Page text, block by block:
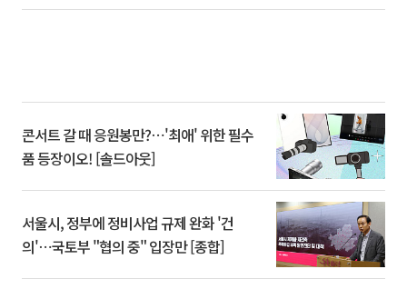
콘서트 갈 때 응원봉만?⋯'최애' 위한 필수
품 등장이오! [솔드아웃]
서울시, 정부에 정비사업 규제 완화 '건
의'⋯국토부 "협의 중" 입장만 [종합]